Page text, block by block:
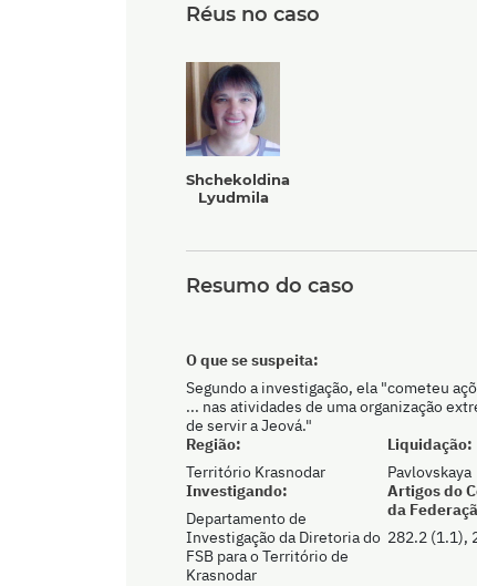
Réus no caso
Shchekoldina
Lyudmila
Resumo do caso
Região:
Território Krasnodar
Liquidação:
Pavlovskaya
O que se suspeita:
Segundo a investigação, ela "cometeu
... nas atividades de uma organização
de servir a Jeová."
Investigando:
Departamento de
Investigação da Diretoria do
FSB para o Território de
Krasnodar
Artigos do
da
282.2 (1.1),